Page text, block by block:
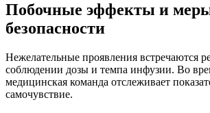
Побочные эффекты и
безопасности
Нежелательные проявления встречаются
соблюдении дозы и темпа инфузии. Во
медицинская команда отслеживает
самочувствие.